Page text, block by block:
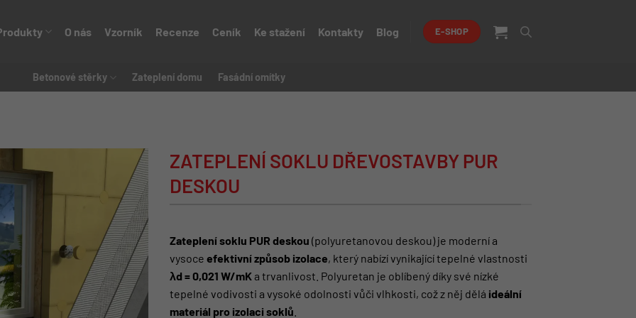
O nás Vzorník Recenze Ceník Ke stažení Kontakty Blog E-SHOP
Betonové stěrky Zateplení domu Fasádní omítky
ZATEPLENÍ SOKLU DŘEVOSTAVBY PUR
DESKOU
Zateplení soklu PUR deskou (polyuretanovou deskou) je moderní a
vysoce efektivní způsob izolace, který nabízí vynikající tepelné vlastnosti
λd = 0,021 W/mK a trvanlivost. Polyuretan je oblíbený díky své nízké
tepelné vodivosti a vysoké odolnosti vůči vlhkosti, což z něj dělá ideální
materiál pro izolaci soklů